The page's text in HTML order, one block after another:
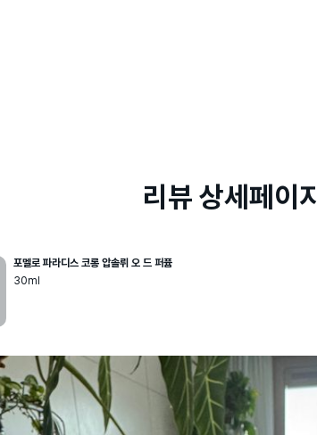
리뷰 상세페이지
포멜로 파라디스 코롱 압솔뤼 오 드 퍼퓸
30ml